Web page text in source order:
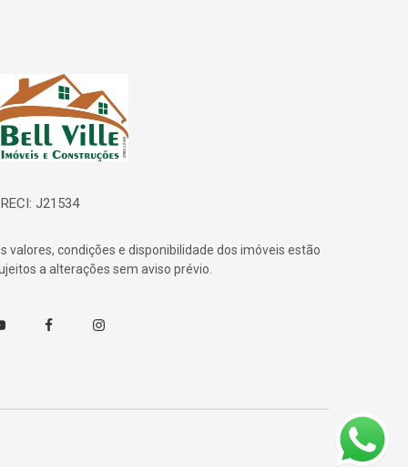
Página inicial
J21534
valores, condições e disponibilidade dos imóveis estão
a alterações sem aviso prévio.
FacebookInstagram